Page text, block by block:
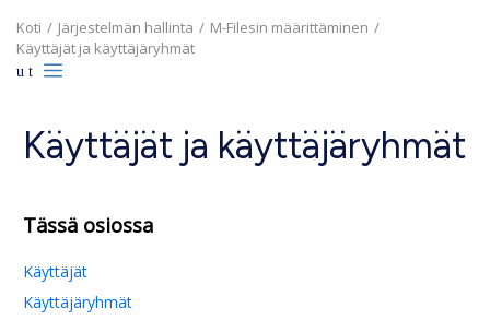
Koti Järjestelmän hallinta M-Filesin määrittäminen
Käyttäjät ja käyttäjäryhmät
Käyttäjät ja käyttäjäryhmät
Tässä osiossa
Käyttäjät
Käyttäjäryhmät